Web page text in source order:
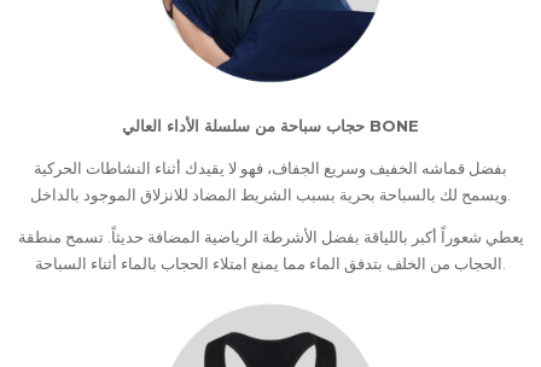
حجاب سباحة من سلسلة الأداء العالي BONE
بفضل قماشه الخفيف وسريع الجفاف، فهو لا يقيدك أثناء النشاطات الحركية
يعطي شعوراً أكبر باللياقة بفضل الأشرطة الرياضية المضافة حديثاً. تسمح منطقة